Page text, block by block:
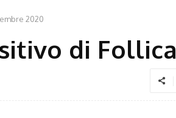
2020
di Follica